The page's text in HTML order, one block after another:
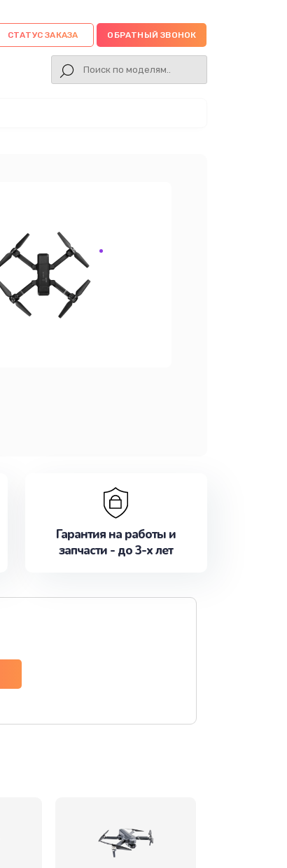
СТАТУС ЗАКАЗА ОБРАТНЫЙ ЗВОНОК
Гарантия на работы и
запчасти - до 3-х лет